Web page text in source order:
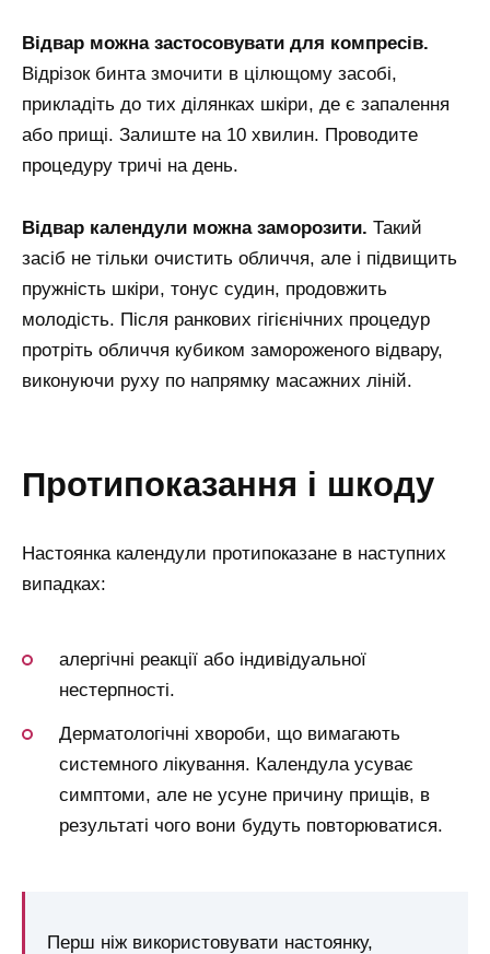
Відвар можна застосовувати для компресів.
Відрізок бинта змочити в цілющому засобі,
прикладіть до тих ділянках шкіри, де є запалення
або прищі. Залиште на 10 хвилин. Проводите
процедуру тричі на день.
Відвар календули можна заморозити. Такий
засіб не тільки очистить обличчя, але і підвищить
пружність шкіри, тонус судин, продовжить
молодість. Після ранкових гігієнічних процедур
протріть обличчя кубиком замороженого відвару,
виконуючи руху по напрямку масажних ліній.
протипоказання і шкоду
Настоянка календули протипоказане в наступних
випадках:
алергічні реакції або індивідуальної
нестерпності.
Дерматологічні хвороби, що вимагають
системного лікування. Календула усуває
симптоми, але не усуне причину прищів, в
результаті чого вони будуть повторюватися.
Перш ніж використовувати настоянку,